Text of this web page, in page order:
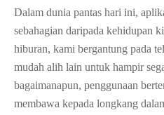
Dalam dunia pantas hari ini,
sebahagian daripada kehidupan
hiburan, kami bergantung pada
mudah alih lain untuk hampir
bagaimanapun, penggunaan
membawa kepada longkang